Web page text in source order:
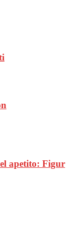
apetito: Figur